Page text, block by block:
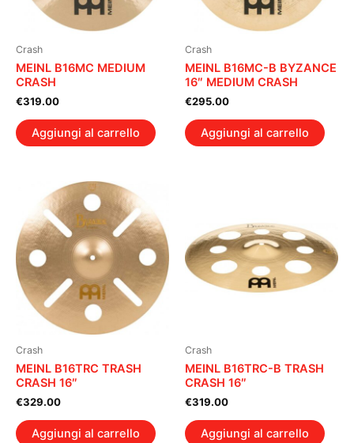
Crash
MEINL B16MC MEDIUM
CRASH
€319.00
Aggiungi al carrello
Crash
MEINL B16MC-B BYZANCE
16″ MEDIUM CRASH
€295.00
Aggiungi al carrello
Crash
MEINL B16TRC TRASH
CRASH 16″
€329.00
Aggiungi al carrello
Crash
MEINL B16TRC-B TRASH
CRASH 16″
€319.00
Aggiungi al carrello